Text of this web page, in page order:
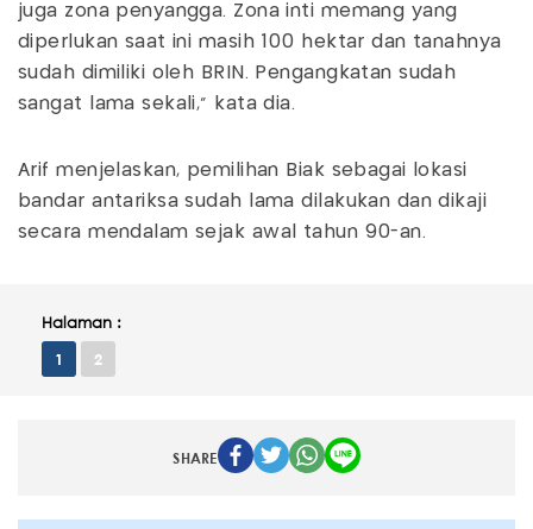
juga zona penyangga. Zona inti memang yang
diperlukan saat ini masih 100 hektar dan tanahnya
sudah dimiliki oleh BRIN. Pengangkatan sudah
sangat lama sekali,” kata dia.
Arif menjelaskan, pemilihan Biak sebagai lokasi
bandar antariksa sudah lama dilakukan dan dikaji
secara mendalam sejak awal tahun 90-an.
Halaman :
1 2
SHARE